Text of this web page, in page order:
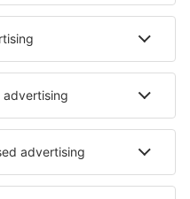
în Pasir Panjang
în Petaling Jaya
Dessus